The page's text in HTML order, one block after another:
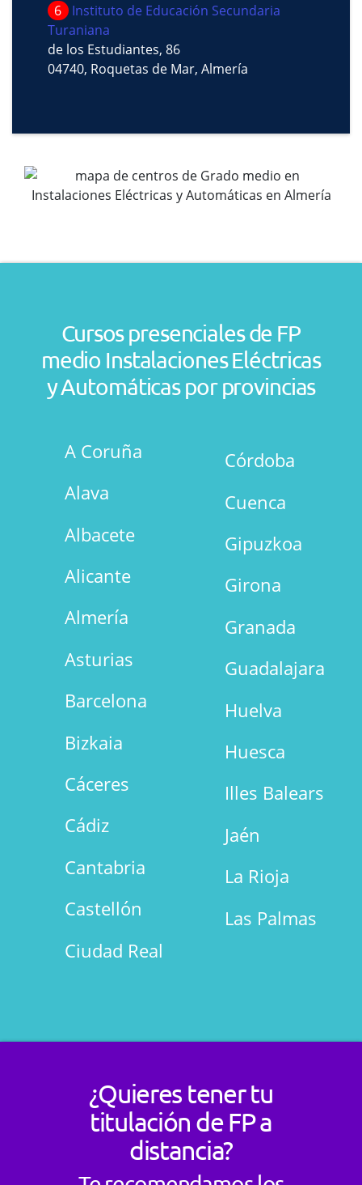
6
Instituto de Educación Secundaria
Turaniana
de los Estudiantes, 86
04740, Roquetas de Mar, Almería
Cursos presenciales de FP
medio Instalaciones Eléctricas
y Automáticas por provincias
A Coruña
Alava
Albacete
Alicante
Almería
Asturias
Barcelona
Bizkaia
Cáceres
Cádiz
Cantabria
Castellón
Ciudad Real
Córdoba
Cuenca
Gipuzkoa
Girona
Granada
Guadalajara
Huelva
Huesca
Illes Balears
Jaén
La Rioja
Las Palmas
¿Quieres tener tu
titulación de FP a
distancia?